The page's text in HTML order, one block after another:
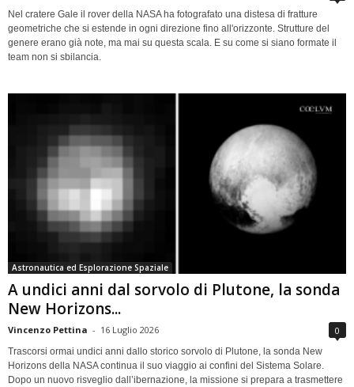
Nel cratere Gale il rover della NASA ha fotografato una distesa di fratture
geometriche che si estende in ogni direzione fino all'orizzonte. Strutture del
genere erano già note, ma mai su questa scala. E su come si siano formate il
team non si sbilancia.
Astronautica ed Esplorazione Spaziale
A undici anni dal sorvolo di Plutone, la sonda
New Horizons...
Vincenzo Pettina - 16 Luglio 2026 0
Trascorsi ormai undici anni dallo storico sorvolo di Plutone, la sonda New
Horizons della NASA continua il suo viaggio ai confini del Sistema Solare.
Dopo un nuovo risveglio dall’ibernazione, la missione si prepara a trasmettere